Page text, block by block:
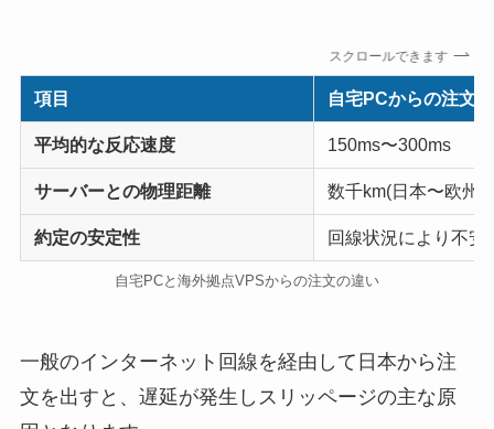
スクロールできます
項目 自宅PCからの注文
平均的な反応速度 150ms〜300ms
サーバーとの物理距離 数千km(日本〜欧州
約定の安定性 回線状況により不安
自宅PCと海外拠点VPSからの注文の違い
一般のインターネット回線を経由して日本から注
文を出すと、遅延が発生しスリッページの主な原